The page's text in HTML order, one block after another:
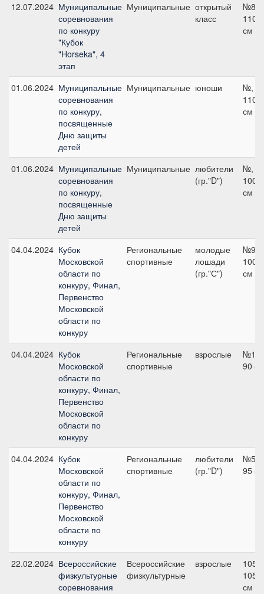
12.07.2024 Муниципальные
соревнования
по конкуру
"Кубок
"Horseka", 4
этап
Муниципальные открытый
класс
№8,
110
см
01.06.2024 Муниципальные
соревнования
по конкуру,
посвященные
Дню защиты
детей
Муниципальные юноши
№,
110
см
01.06.2024 Муниципальные
соревнования
по конкуру,
посвященные
Дню защиты
детей
Муниципальные любители
(гр."D")
№,
100
см
04.04.2024 Кубок
Московской
области по
конкуру, Финал,
Первенство
Московской
области по
конкуру
Региональные
спортивные
молодые
лошади
(гр."С")
№9,
100
см
04.04.2024 Кубок
Московской
области по
конкуру, Финал,
Первенство
Московской
области по
конкуру
Региональные
спортивные
взрослые
№1,
90 см
04.04.2024 Кубок
Московской
области по
конкуру, Финал,
Первенство
Московской
области по
конкуру
Региональные
спортивные
любители
(гр."D")
№5,
95 см
22.02.2024 Всероссийские
физкультурные
соревнования
Всероссийские
физкультурные
взрослые
105,
105
см